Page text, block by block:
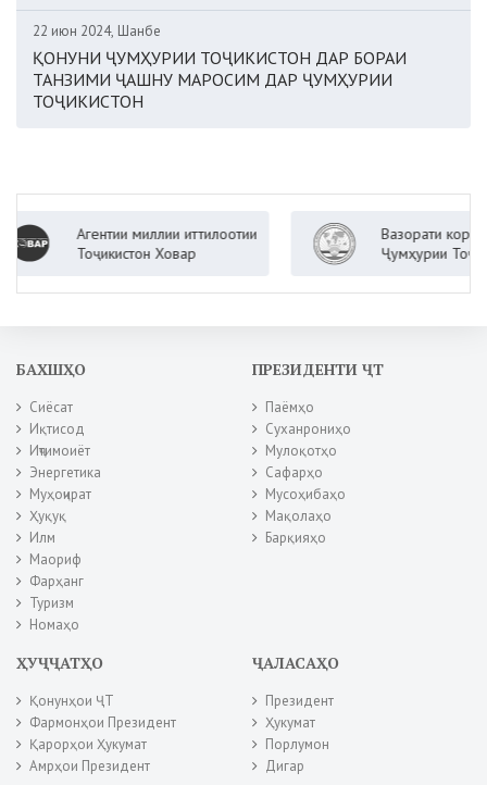
22 июн 2024, Шанбе
ҚОНУНИ ҶУМҲУРИИ ТОҶИКИСТОН ДАР БОРАИ
ТАНЗИМИ ҶАШНУ МАРОСИМ ДАР ҶУМҲУРИИ
ТОҶИКИСТОН
Агентии миллии иттилоотии
Тоҷикистон Ховар
Вазорати корҳои
Ҷумҳурии Тоҷикистон
БАХШҲО
Сиёсат
Иқтисод
Иҷтимоиёт
Энергетика
Муҳоҷират
Ҳуқуқ
Илм
Маориф
Фарҳанг
Туризм
Номаҳо
ПРЕЗИДЕНТИ ҶТ
Паёмҳо
Суханрониҳо
Мулоқотҳо
Сафарҳо
Мусоҳибаҳо
Мақолаҳо
Барқияҳо
ҲУҶҶАТҲО
Қонунҳои ҶТ
Фармонҳои Президент
Қарорҳои Ҳукумат
Амрҳои Президент
ҶАЛАСАҲО
Президент
Ҳукумат
Порлумон
Дигар